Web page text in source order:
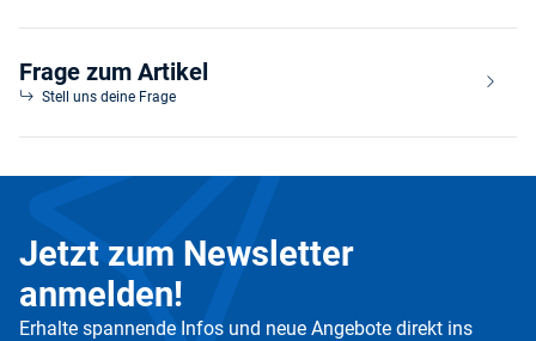
Frage zum Artikel
Stell uns deine Frage
Jetzt zum Newsletter
anmelden!
Erhalte spannende Infos und neue Angebote direkt ins